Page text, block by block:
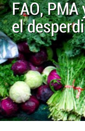
FAO,
el